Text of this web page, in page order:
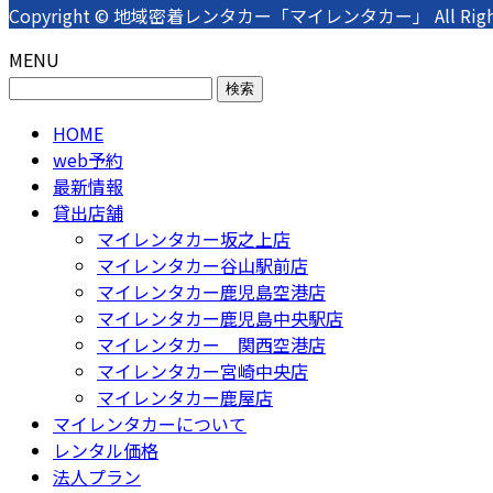
Copyright © 地域密着レンタカー「マイレンタカー」 All
MENU
検
HOME
web予約
最新情報
貸出店舗
マイレンタカー坂之上店
マイレンタカー谷山駅前店
マイレンタカー鹿児島空港店
マイレンタカー鹿児島中央駅店
マイレンタカー 関西空港店
マイレンタカー宮崎中央店
マイレンタカー鹿屋店
マイレンタカーについて
レンタル価格
法人プラン